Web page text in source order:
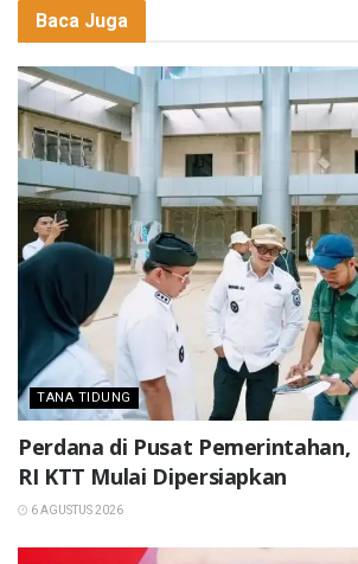
Baca Juga
TANA TIDUNG
Perdana di Pusat Pemerintahan,
RI KTT Mulai Dipersiapkan
6 AGUSTUS 2026